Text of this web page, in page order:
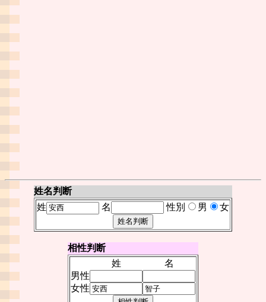
姓名判断
姓
名 性別 男 女
相性判断
姓
名
男性
女性